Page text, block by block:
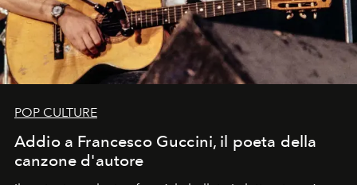
POP CULTURE
Addio a Francesco Guccini, il poeta della
canzone d'autore